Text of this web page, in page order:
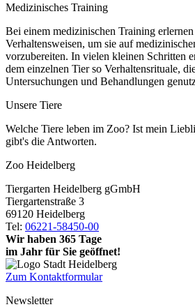
Medizinisches Training
Bei einem medizinischen Training
Verhaltensweisen, um sie auf
vorzubereiten. In vielen kleinen Schritten
dem einzelnen Tier so Verhaltensrituale,
Untersuchungen und Behandlungen
Unsere Tiere
Welche Tiere leben im Zoo? Ist mein
gibt's die Antworten.
Zoo Heidelberg
Tiergarten Heidelberg gGmbH
Tiergartenstraße 3
69120 Heidelberg
Tel: 06221-58450-00
Wir haben 365 Tage
im Jahr für Sie geöffnet!
Zum Kontaktformular
Newsletter